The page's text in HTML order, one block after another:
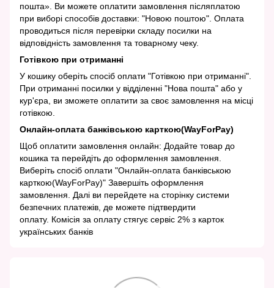
пошта». Ви можете оплатити замовлення післяплатою
при виборі способів доставки: "Новою поштою". Оплата
проводиться після перевірки складу посилки на
відповідність замовлення та товарному чеку.
Готівкою при отриманні
У кошику оберіть спосіб оплати "Готівкою при отриманні".
При отриманні посилки у відділенні "Нова пошта" або у
кур'єра, ви зможете оплатити за своє замовлення на місці
готівкою.
Онлайн-оплата банківською карткою(WayForPay)
Щоб оплатити замовлення онлайн: Додайте товар до
кошика та перейдіть до оформлення замовлення.
Виберіть спосіб оплати "Онлайн-оплата банківською
карткою(WayForPay)" Завершіть оформлення
замовлення. Далі ви перейдете на сторінку системи
безпечних платежів, де можете підтвердити
оплату. Комісія за оплату стягує сервіс 2% з карток
українських банків